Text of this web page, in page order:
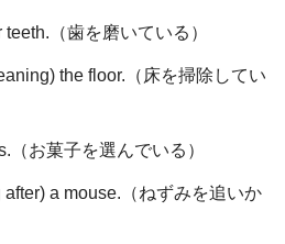
（歯を磨いている）
the floor.（床を掃除してい
お菓子を選んでいる）
a mouse.（ねずみを追いか